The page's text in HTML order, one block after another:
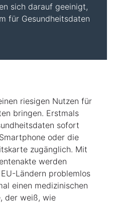
sich darauf geeinigt,
für Gesundheitsdaten
riesigen Nutzen für
bringen. Erstmals
sofort
oder die
zugänglich. Mit
werden
Ländern problemlos
einen medizinischen
der weiß, wie